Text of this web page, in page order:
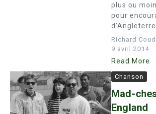
plus ou
pour
Richard
9 avril 2014
Read More
Chanson
Mad-
England